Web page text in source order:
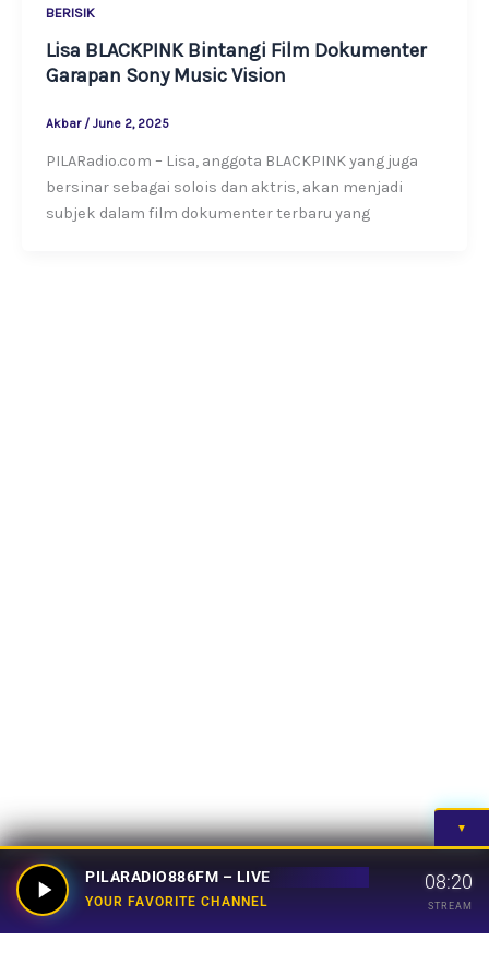
BERISIK
Lisa BLACKPINK Bintangi Film Dokumenter
Garapan Sony Music Vision
Akbar / June 2, 2025
PILARadio.com – Lisa, anggota BLACKPINK yang juga
bersinar sebagai solois dan aktris, akan menjadi
subjek dalam film dokumenter terbaru yang
▼
PILARADIO886FM – LIVE
YOUR FAVORITE CHANNEL
08:20
STREAM